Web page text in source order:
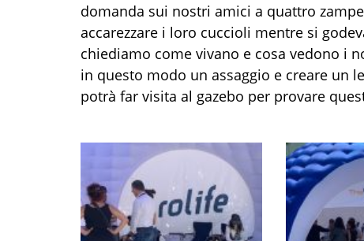
domanda sui nostri amici a quattro
accarezzare i loro cuccioli mentre si
chiediamo come vivano e cosa vedono i
in questo modo un assaggio e creare un
potrà far visita al gazebo per provare